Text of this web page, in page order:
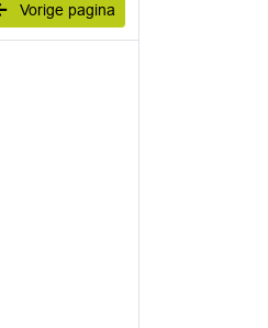
Vorige pagina